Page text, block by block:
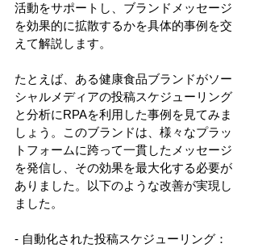
活動をサポートし、ブランドメッセージ
を効果的に拡散するかを具体的事例を交
えて解説します。
たとえば、ある健康食品ブランドがソー
シャルメディアの投稿スケジューリング
と分析にRPAを利用した事例を見てみま
しょう。このブランドは、様々なプラッ
トフォームに跨って一貫したメッセージ
を発信し、その効果を最大化する必要が
ありました。以下のような改善が実現し
ました。
- 自動化された投稿スケジューリング：